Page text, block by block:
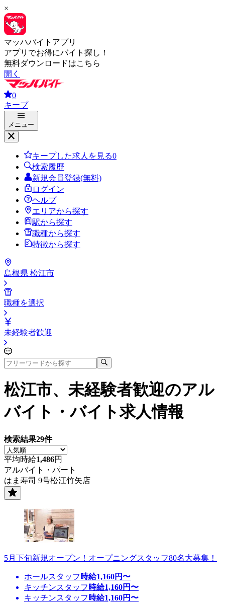
×
マッハバイトアプリ
アプリでお得にバイト探し！
無料ダウンロードはこちら
開く
0
キープ
メニュー
キープした求人を見る0
検索履歴
新規会員登録(無料)
ログイン
ヘルプ
エリアから探す
駅から探す
職種から探す
特徴から探す
島根県 松江市
職種を選択
未経験者歓迎
松江市、未経験者歓迎のアル
バイト・バイト求人情報
検索結果29件
平均時給1,486円
アルバイト・パート
はま寿司 9号松江竹矢店
5月下旬新規オープン！オープニングスタッフ80名大募集！
ホールスタッフ 時給1,160円〜
キッチンスタッフ 時給1,160円〜
キッチンスタッフ 時給1,160円〜